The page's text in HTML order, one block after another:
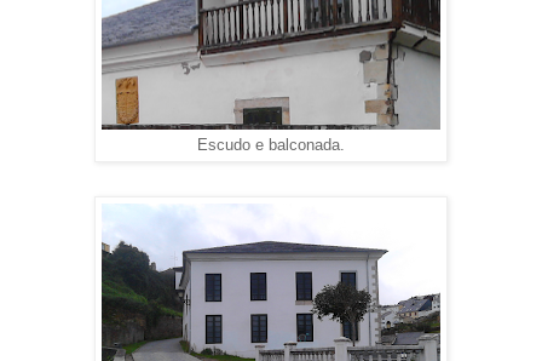
Escudo e balconada.